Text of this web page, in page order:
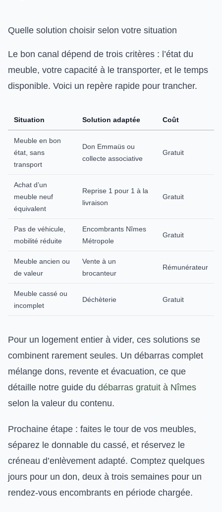
Quelle solution choisir selon votre situation
Le bon canal dépend de trois critères : l’état du
meuble, votre capacité à le transporter, et le temps
disponible. Voici un repère rapide pour trancher.
Situation Solution adaptée Coût
Meuble en bon
état, sans
transport
Don Emmaüs ou
collecte associative
Gratuit
Achat d’un
meuble neuf
équivalent
Reprise 1 pour 1 à la
livraison
Gratuit
Pas de véhicule,
mobilité réduite
Encombrants Nîmes
Métropole
Gratuit
Meuble ancien ou
de valeur
Vente à un
brocanteur
Rémunérateur
Meuble cassé ou
incomplet
Déchèterie Gratuit
Pour un logement entier à vider, ces solutions se
combinent rarement seules. Un débarras complet
mélange dons, revente et évacuation, ce que
détaille notre guide du débarras gratuit à Nîmes
selon la valeur du contenu.
Prochaine étape : faites le tour de vos meubles,
séparez le donnable du cassé, et réservez le
créneau d’enlèvement adapté. Comptez quelques
jours pour un don, deux à trois semaines pour un
rendez-vous encombrants en période chargée.